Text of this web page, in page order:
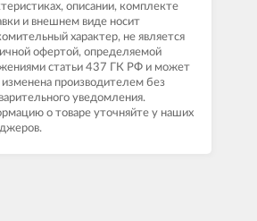
описании, комплекте
и внешнем виде носит
характер, не является
офертой, определяемой
статьи 437 ГК РФ и может
производителем без
уведомления.
о товаре уточняйте у наших